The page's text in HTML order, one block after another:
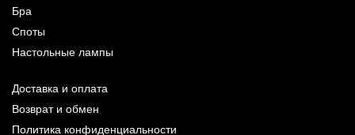
Бра
Споты
Настольные лампы
Доставка и оплата
Возврат и обмен
Политика конфиденциальности